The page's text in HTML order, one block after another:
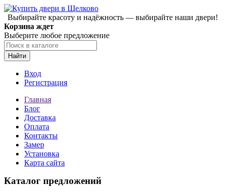
Выбирайте красоту и надёжность — выбирайте наши двери!
Корзина ждет
Выберите любое предложение
Найти
Вход
Регистрация
Главная
Блог
Доставка
Оплата
Контакты
Замер
Установка
Карта сайта
Каталог предложений